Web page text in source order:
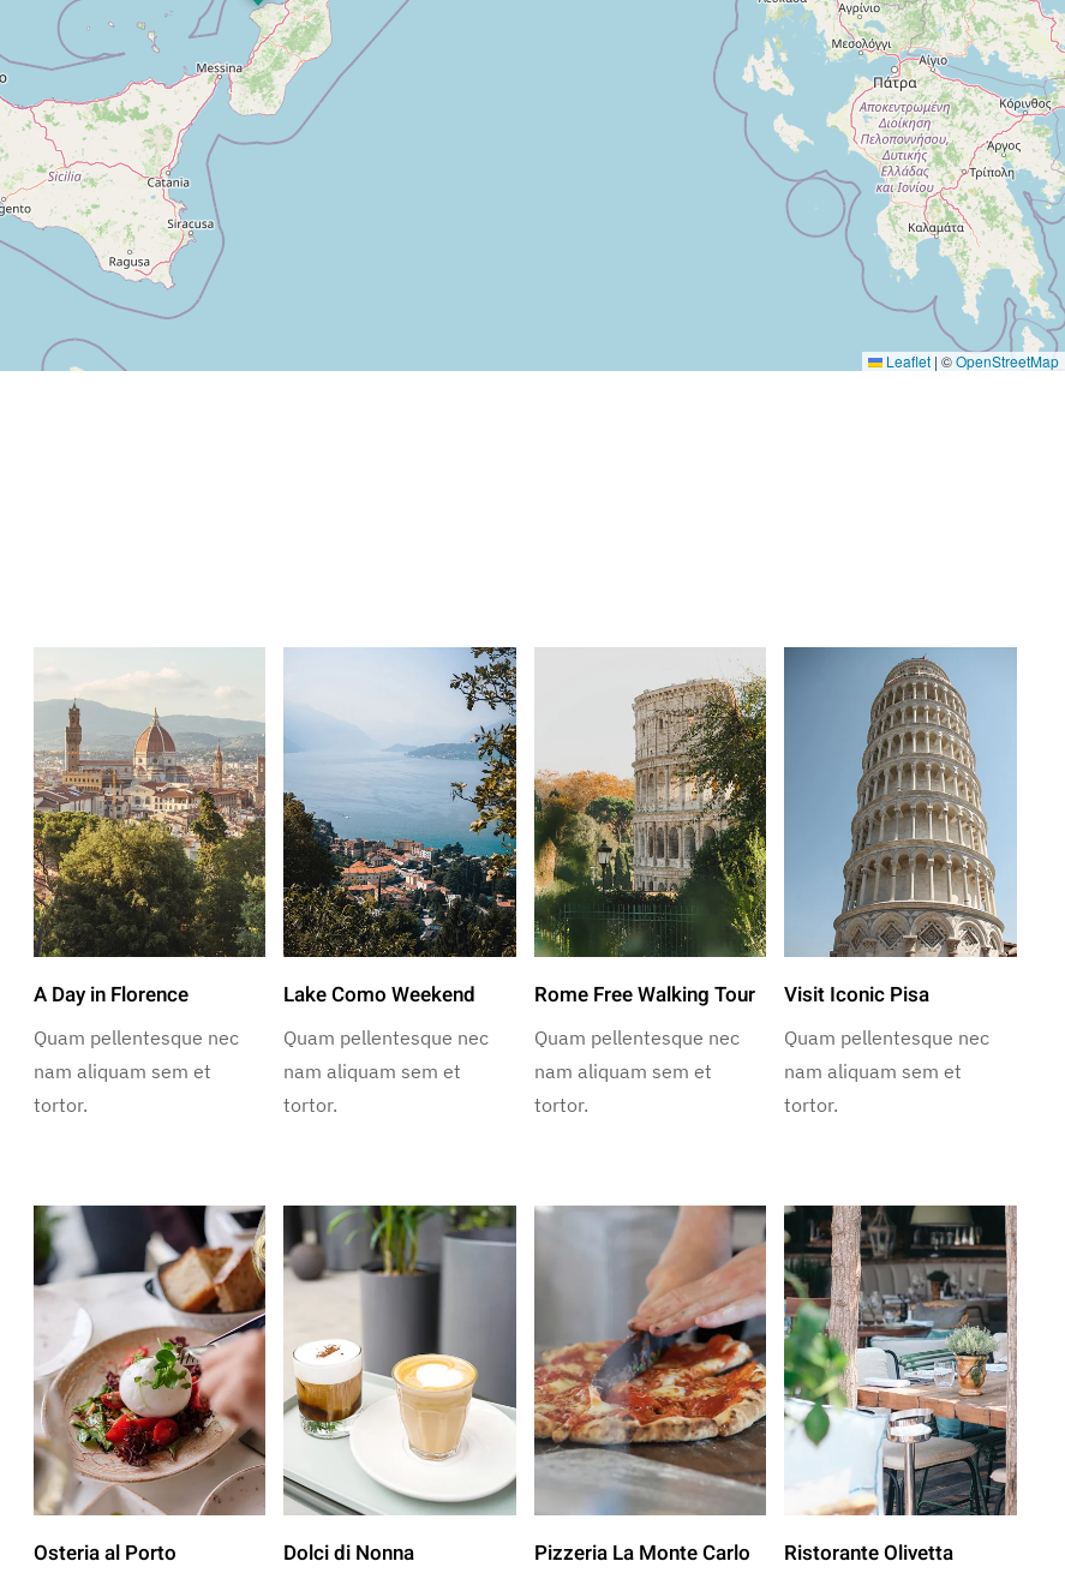
Leaflet | ©OpenStreetMap
A Day in Florence
Quam pellentesque nec
nam aliquam sem et
tortor.
Lake Como Weekend
Quam pellentesque nec
nam aliquam sem et
tortor.
Rome Free Walking Tour
Quam pellentesque nec
nam aliquam sem et
tortor.
Visit Iconic Pisa
Quam pellentesque nec
nam aliquam sem et
tortor.
Osteria al Porto Dolci di Nonna Pizzeria La Monte Carlo Ristorante Olivetta